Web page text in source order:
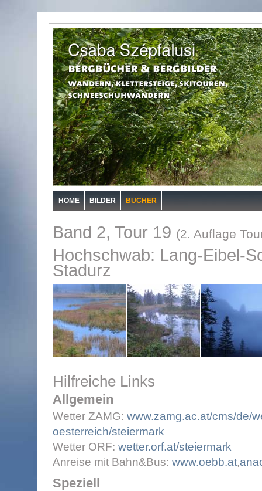
HOME BILDER BÜCHER
Band 2, Tour 19 (2. Auflage
Hochschwab: Lang-Eibel-
Stadurz
Hilfreiche Links
Allgemein
Wetter ZAMG: www.zamg.ac.at/cms/de/
oesterreich/steiermark
Wetter ORF: wetter.orf.at/steiermark
Anreise mit Bahn&Bus: www.oebb.at,
Speziell